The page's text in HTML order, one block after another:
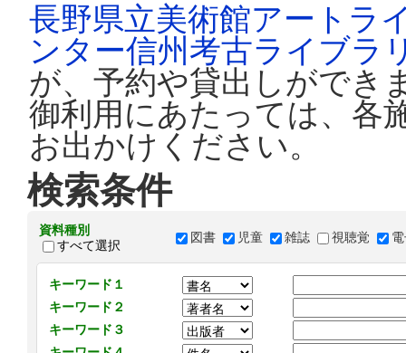
長野県立美術館アートラ
ンター信州考古ライブラ
が、予約や貸出しができ
御利用にあたっては、各
お出かけください。
検索条件
資料種別
すべて選択
図書 児童 雑誌 視聴覚
キーワード１
キーワード２
キーワード３